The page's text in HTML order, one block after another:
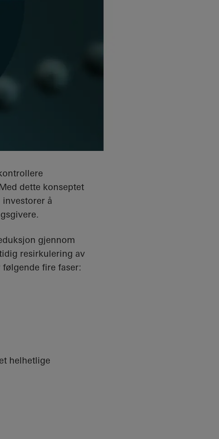
dette konseptet
å
gjennom
resirkulering av
fire faser:
helhetlige